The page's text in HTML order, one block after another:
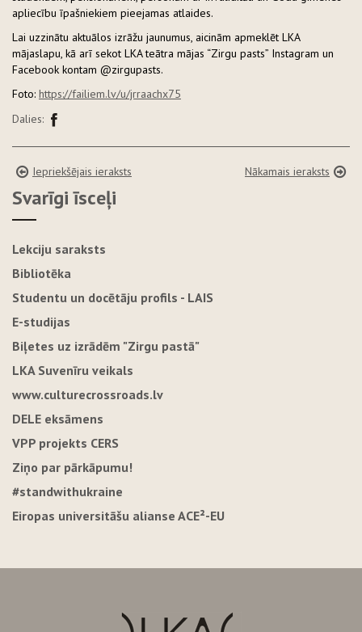
apliecību īpašniekiem pieejamas atlaides.
Lai uzzinātu aktuālos izrāžu jaunumus, aicinām apmeklēt LKA
mājaslapu, kā arī sekot LKA teātra mājas “Zirgu pasts” Instagram un
Facebook kontam @zirgupasts.
Foto: https://failiem.lv/u/jrraachx75
Dalies:
Iepriekšējais ieraksts Nākamais ieraksts
Svarīgi īsceļi
Lekciju saraksts
Bibliotēka
Studentu un docētāju profils - LAIS
E-studijas
Biļetes uz izrādēm "Zirgu pastā"
LKA Suvenīru veikals
www.culturecrossroads.lv
DELE eksāmens
VPP projekts CERS
Ziņo par pārkāpumu!
#standwithukraine
Eiropas universitāšu alianse ACE²-EU